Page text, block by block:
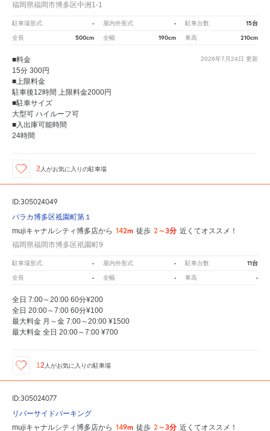
福岡県福岡市博多区中洲1-1
駐車場形式 - 屋内外形式 - 駐車台数 15台
全長 500cm 全幅 190cm 車高 210cm
2026年7月24日 更新
■料金
15分 300円
■上限料金
駐車後12時間 上限料金2000円
■駐車サイズ
大型可 ハイルーフ可
■入出庫可能時間
24時間
2 人がお気に入りの駐車場
ID:305024049
パラカ博多区祗園町第１
mujiキャナルシティ博多店から 142m 徒歩 2～3分 近くてオススメ！
福岡県福岡市博多区祇園町9
駐車場形式 - 屋内外形式 - 駐車台数 11台
全長 - 全幅 - 車高 -
全日 7:00～20:00 60分¥200
全日 20:00～7:00 60分¥100
最大料金 月～金 7:00～20:00 ¥1500
最大料金 全日 20:00～7:00 ¥700
12 人がお気に入りの駐車場
ID:305024077
リバーサイドパーキング
mujiキャナルシティ博多店から 149m 徒歩 2～3分 近くてオススメ！